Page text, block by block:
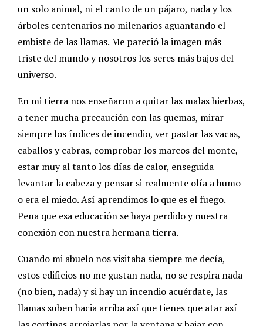
un solo animal, ni el canto de un pájaro, nada y los
árboles centenarios no milenarios aguantando el
embiste de las llamas. Me pareció la imagen más
triste del mundo y nosotros los seres más bajos del
universo.
En mi tierra nos enseñaron a quitar las malas hierbas,
a tener mucha precaución con las quemas, mirar
siempre los índices de incendio, ver pastar las vacas,
caballos y cabras, comprobar los marcos del monte,
estar muy al tanto los días de calor, enseguida
levantar la cabeza y pensar si realmente olía a humo
o era el miedo. Así aprendimos lo que es el fuego.
Pena que esa educación se haya perdido y nuestra
conexión con nuestra hermana tierra.
Cuando mi abuelo nos visitaba siempre me decía,
estos edificios no me gustan nada, no se respira nada
(no bien, nada) y si hay un incendio acuérdate, las
llamas suben hacia arriba así que tienes que atar así